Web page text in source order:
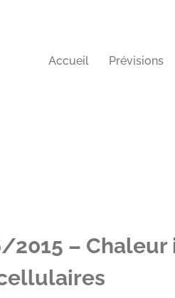
Accueil Prévisions
– Chaleur